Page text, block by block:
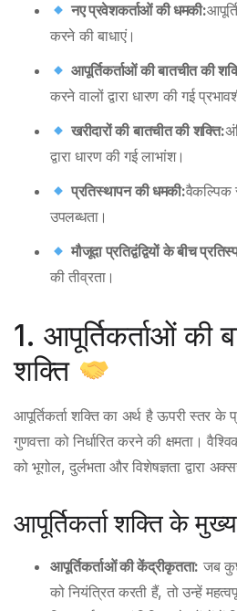
नए प्रवेशकर्ताओं की धमकी:
करने की बाधाएं।
आपूर्तिकर्ताओं की बातचीत की
करने वालों द्वारा धारण की गई
खरीदारों की बातचीत की शक्ति:
द्वारा धारण की गई लाभांश।
प्रतिस्थापन की धमकी:वैकल्पिक
उपलब्धता।
मौजूदा प्रतिद्वंद्वियों के बीच
की तीव्रता।
1. आपूर्तिकर्ताओं की
शक्ति
आपूर्तिकर्ता शक्ति का अर्थ है ऊपरी स्तर के
गुणवत्ता को निर्धारित करने की क्षमता।
को भूगोल, दुर्लभता और विशेषज्ञता द्वारा
आपूर्तिकर्ता शक्ति के
आपूर्तिकर्ताओं की केंद्रीकृतता: जब
को नियंत्रित करती हैं, तो उन्हें